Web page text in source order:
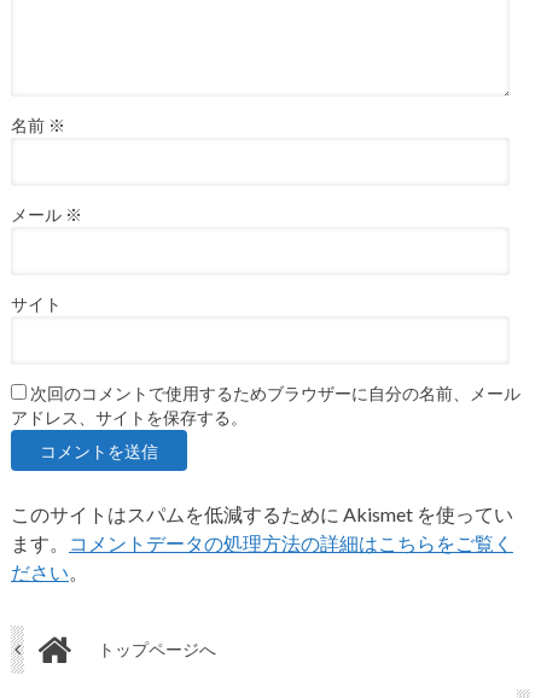
名前 ※
メール ※
サイト
次回のコメントで使用するためブラウザーに自分の名前、メール
アドレス、サイトを保存する。
このサイトはスパムを低減するために Akismet を使ってい
ます。
コメントデータの処理方法の詳細はこちらをご覧く
ださい。
トップページへ